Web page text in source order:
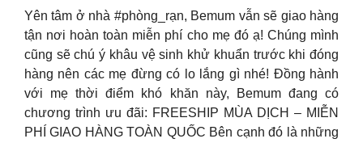
Yên tâm ở nhà #phòng_rạn, Bemum vẫn sẽ giao hàng
tận nơi hoàn toàn miễn phí cho mẹ đó ạ! Chúng mình
cũng sẽ chú ý khâu vệ sinh khử khuẩn trước khi đóng
hàng nên các mẹ đừng có lo lắng gì nhé! Đồng hành
với mẹ thời điểm khó khăn này, Bemum đang có
chương trình ưu đãi: FREESHIP MÙA DỊCH – MIỄN
PHÍ GIAO HÀNG TOÀN QUỐC Bên cạnh đó là những